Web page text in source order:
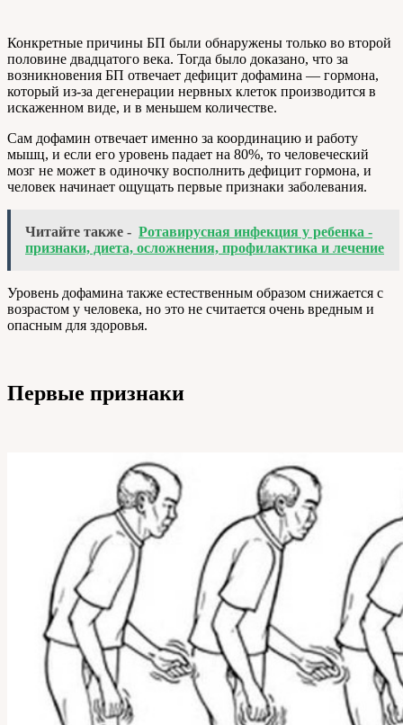
Конкретные причины БП были обнаружены только во второй
половине двадцатого века. Тогда было доказано, что за
возникновения БП отвечает дефицит дофамина — гормона,
который из-за дегенерации нервных клеток производится в
искаженном виде, и в меньшем количестве.
Сам дофамин отвечает именно за координацию и работу
мышц, и если его уровень падает на 80%, то человеческий
мозг не может в одиночку восполнить дефицит гормона, и
человек начинает ощущать первые признаки заболевания.
Читайте также - Ротавирусная инфекция у ребенка -
признаки, диета, осложнения, профилактика и лечение
Уровень дофамина также естественным образом снижается с
возрастом у человека, но это не считается очень вредным и
опасным для здоровья.
Первые признаки